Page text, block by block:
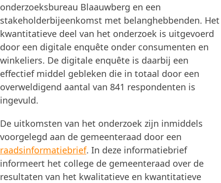
onderzoeksbureau Blaauwberg en een
stakeholderbijeenkomst met belanghebbenden. Het
kwantitatieve deel van het onderzoek is uitgevoerd
door een digitale enquête onder consumenten en
winkeliers. De digitale enquête is daarbij een
effectief middel gebleken die in totaal door een
overweldigend aantal van 841 respondenten is
ingevuld.
De uitkomsten van het onderzoek zijn inmiddels
voorgelegd aan de gemeenteraad door een
raadsinformatiebrief. In deze informatiebrief
informeert het college de gemeenteraad over de
resultaten van het kwalitatieve en kwantitatieve